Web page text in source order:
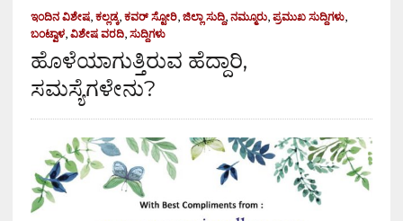
ಇಂದಿನ ವಿಶೇಷ, ಕಲ್ಲಡ್ಕ, ಕವರ್ ಸ್ಟೋರಿ, ಜಿಲ್ಲಾ ಸುದ್ದಿ, ನಮ್ಮೂರು, ಪ್ರಮುಖ ಸುದ್ದಿಗಳು,
ಬಂಟ್ವಾಳ, ವಿಶೇಷ ವರದಿ, ಸುದ್ದಿಗಳು
ಹೊಳೆಯಾಗುತ್ತಿರುವ ಹೆದ್ದಾರಿ,
ಸಮಸ್ಯೆಗಳೇನು?